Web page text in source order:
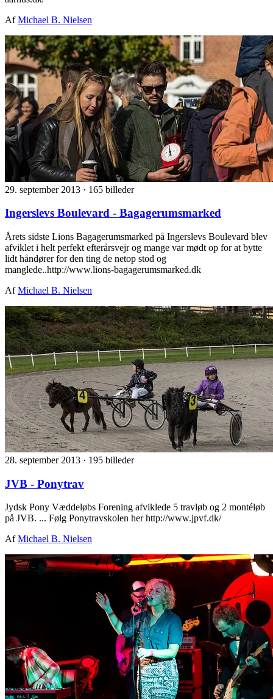
AfMichael B. Nielsen
29. september 2013 · 165 billeder
Ingerslevs Boulevard - Bagagerumsmarked
Årets sidste Lions Bagagerumsmarked på Ingerslevs Boulevard blev
afviklet i helt perfekt efterårsvejr og mange var mødt op for at bytte
lidt håndører for den ting de netop stod og
manglede..http://www.lions-bagagerumsmarked.dk
AfMichael B. Nielsen
28. september 2013 · 195 billeder
JVB - Ponytrav
Jydsk Pony Væddeløbs Forening afviklede 5 travløb og 2 montéløb
på JVB. ... Følg Ponytravskolen her http://www.jpvf.dk/
AfMichael B. Nielsen